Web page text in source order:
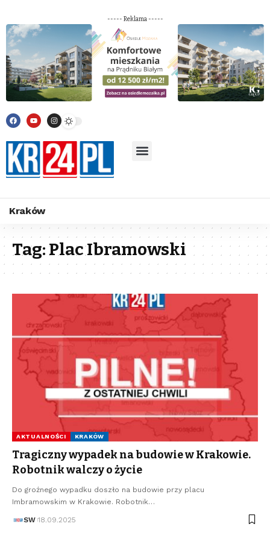
----- Reklama -----
Kraków
Tag:Plac Ibramowski
AKTUALNOŚCI KRAKÓW
Tragiczny wypadek na budowie w Krakowie.
Robotnik walczy o życie
Do groźnego wypadku doszło na budowie przy placu
Imbramowskim w Krakowie. Robotnik…
SW 18.09.2025